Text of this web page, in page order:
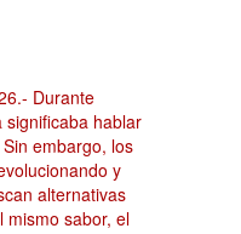
Durante
hablar
embargo, los
y
alternativas
mismo sabor, el